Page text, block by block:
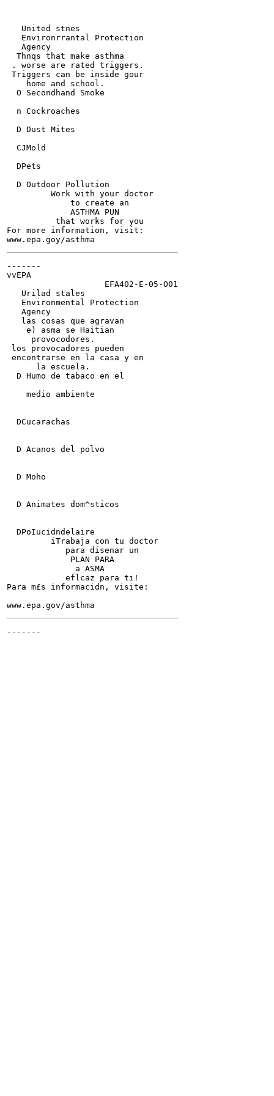
   United stnes
   Environrrantal Protection
   Agency
  Thnqs that make asthma
. worse are rated triggers.
Triggers can be inside gour
    home and school.
  O Secondhand Smoke
  n Cockroaches
  D Dust Mites
  CJMold
  DPets
  D Outdoor Pollution
         Work with your doctor
             to create an
             ASTHMA PUN
          that works for you
For more information, visit:
-------
vvEPA
                    EFA402-E-05-O01
   Urilad stales
   Environmental Protection
   Agency
   las cosas que agravan
    e) asma se Haitian
     provocodores.
los provocadores pueden
encontrarse en la casa y en
      la escuela.
  D Humo de tabaco en el
    medio ambiente
  DCucarachas
  D Acanos del polvo
  D Moho
  D Animates dom^sticos
  DPoIucidndelaire
         iTrabaja con tu doctor
            para disenar un
             PLAN PARA
              a ASMA
            eflcaz para ti!
Para m£s informacidn, visite:
-------